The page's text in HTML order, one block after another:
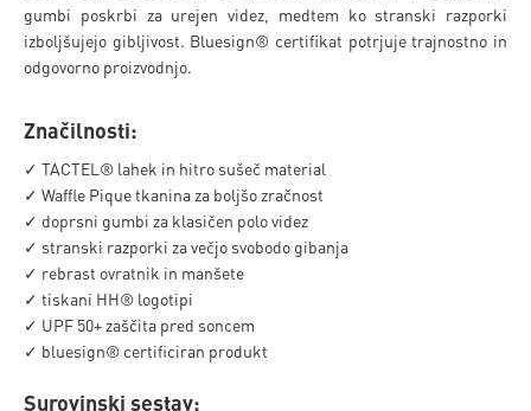
gumbi poskrbi za urejen videz, medtem ko stranski razporki
izboljšujejo gibljivost. Bluesign® certifikat potrjuje trajnostno in
odgovorno proizvodnjo.
Značilnosti:
✓ TACTEL® lahek in hitro sušeč material
✓ Waffle Pique tkanina za boljšo zračnost
✓ doprsni gumbi za klasičen polo videz
✓ stranski razporki za večjo svobodo gibanja
✓ rebrast ovratnik in manšete
✓ tiskani HH® logotipi
✓ UPF 50+ zaščita pred soncem
✓ bluesign® certificiran produkt
Surovinski sestav: